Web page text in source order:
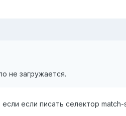
не загружается.
если писать селектор match-